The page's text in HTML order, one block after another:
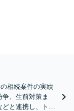
相続案件の実績
、生前対策ま
と連携し、トー